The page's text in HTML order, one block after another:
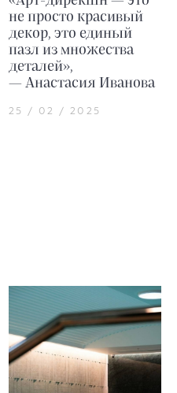
не просто красивый
декор, это единый
пазл из множества
деталей»,
— Анастасия Иванова
25 / 02 / 2025